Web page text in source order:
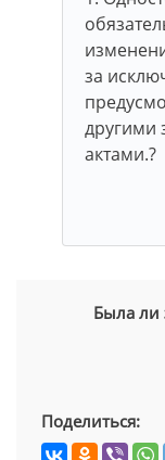
за
другими
актами.?
Была ли
Поделиться: